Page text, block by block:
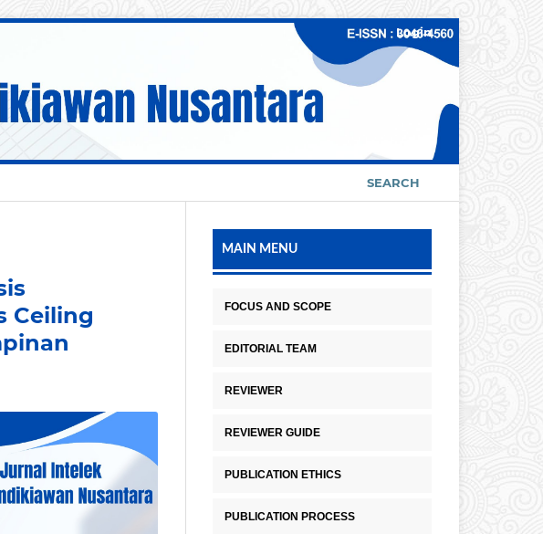
SEARCH
Login
Ceiling
MAIN MENU
FOCUS AND SCOPE
EDITORIAL TEAM
REVIEWER
REVIEWER GUIDE
PUBLICATION ETHICS
PUBLICATION PROCESS